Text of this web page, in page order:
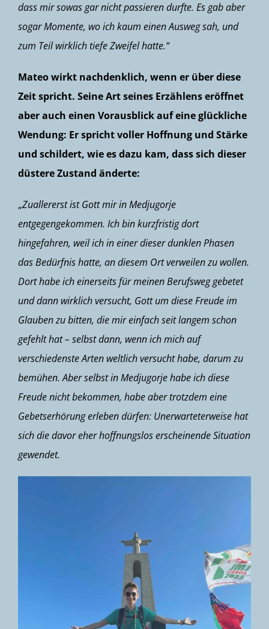
dass mir sowas gar nicht passieren durfte. Es gab aber
sogar Momente, wo ich kaum einen Ausweg sah, und
zum Teil wirklich tiefe Zweifel hatte.“
Mateo wirkt nachdenklich, wenn er über diese
Zeit spricht. Seine Art seines Erzählens eröffnet
aber auch einen Vorausblick auf eine glückliche
Wendung: Er spricht voller Hoffnung und Stärke
und schildert, wie es dazu kam, dass sich dieser
düstere Zustand änderte:
„Zuallererst ist Gott mir in Medjugorje
entgegengekommen. Ich bin kurzfristig dort
hingefahren, weil ich in einer dieser dunklen Phasen
das Bedürfnis hatte, an diesem Ort verweilen zu wollen.
Dort habe ich einerseits für meinen Berufsweg gebetet
und dann wirklich versucht, Gott um diese Freude im
Glauben zu bitten, die mir einfach seit langem schon
gefehlt hat – selbst dann, wenn ich mich auf
verschiedenste Arten weltlich versucht habe, darum zu
bemühen. Aber selbst in Medjugorje habe ich diese
Freude nicht bekommen, habe aber trotzdem eine
Gebetserhörung erleben dürfen: Unerwarteterweise hat
sich die davor eher hoffnungslos erscheinende Situation
gewendet.